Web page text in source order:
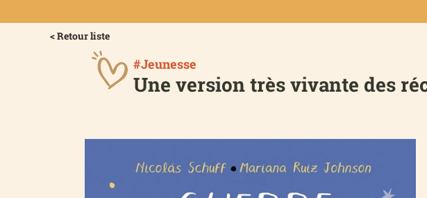
< Retour liste
#Jeunesse
Une version très vivante des